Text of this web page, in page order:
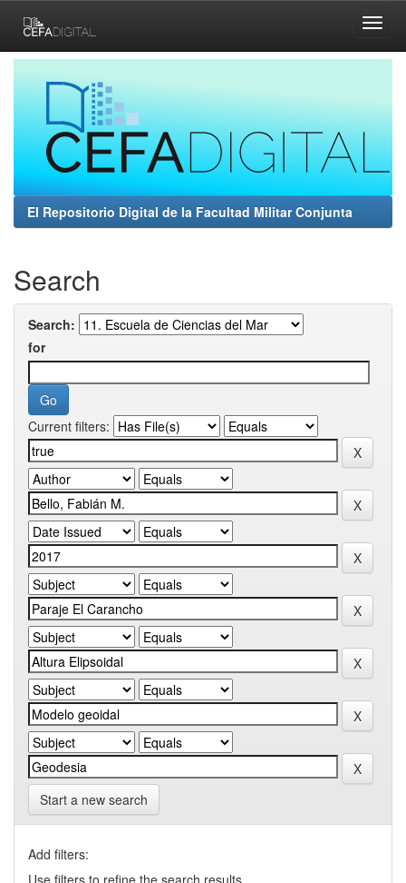
navigation
El Repositorio Digital de la Facultad Militar Conjunta
Search
Search:
for
Current filters:
Start a new search
Add filters:
Use filters to refine the search results.